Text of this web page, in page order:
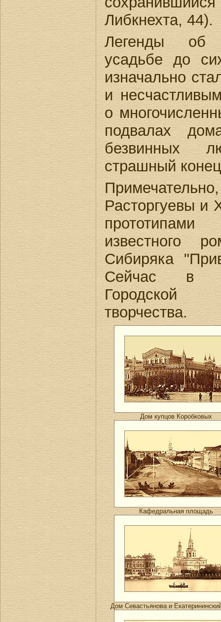
Либкнехта, 44).
Легенды об
усадьбе до
изначально
и
о
подвалах
безвинных
страшный
Расторгуевы и
известного
Сибиряка
Сейчас в
Городской
творчества.
Дом купцов Коробковых
Кафедральная площадь
Дом Севастьянова и